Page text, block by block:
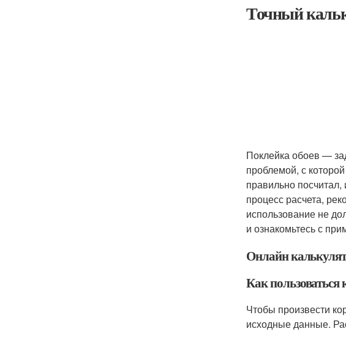
Точный
Поклейка обоев —
проблемой, с
правильно
процесс расчета,
использование не
и ознакомьтесь с
Онлайн
Как
Чтобы произвести
исходные данные.